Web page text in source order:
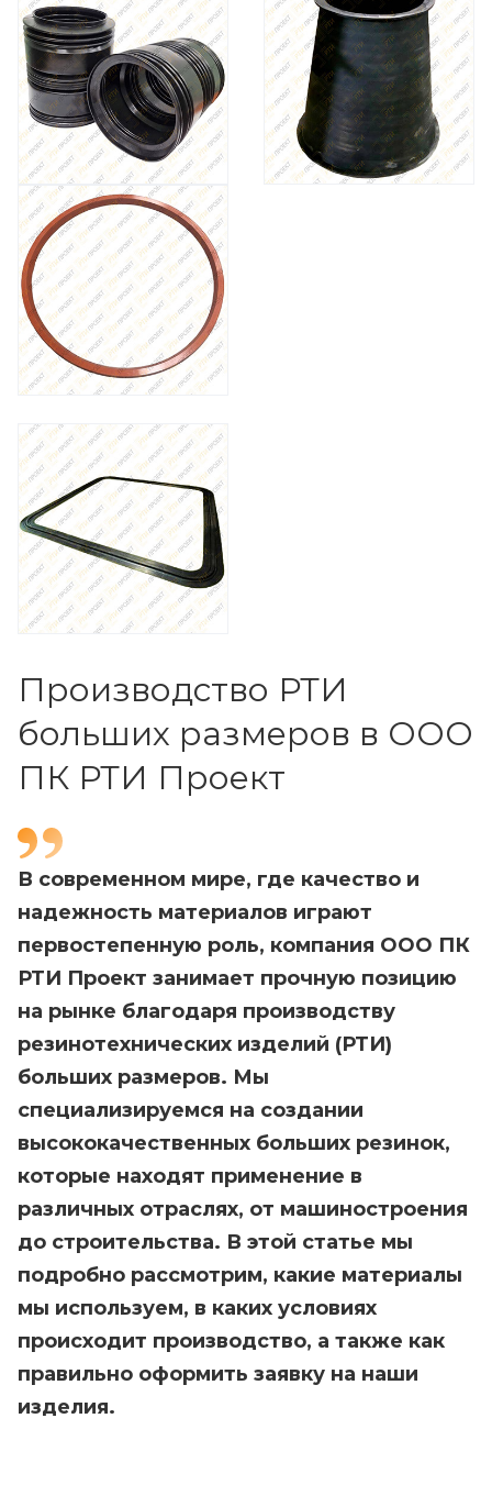
Производство РТИ
больших размеров в ООО
ПК РТИ Проект
В современном мире, где качество и
надежность материалов играют
первостепенную роль, компания ООО ПК
РТИ Проект занимает прочную позицию
на рынке благодаря производству
резинотехнических изделий (РТИ)
больших размеров. Мы
специализируемся на создании
высококачественных больших резинок,
которые находят применение в
различных отраслях, от машиностроения
до строительства. В этой статье мы
подробно рассмотрим, какие материалы
мы используем, в каких условиях
происходит производство, а также как
правильно оформить заявку на наши
изделия.